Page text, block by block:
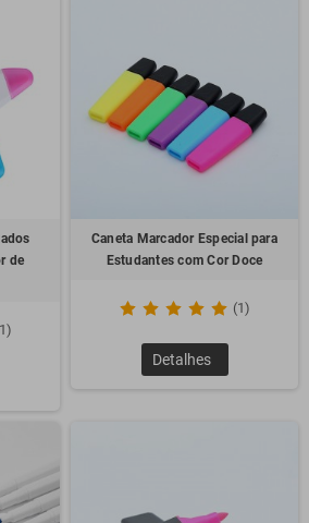
para ser feliz sem motivo.
de
Caneta Marcador Especial para
Estudantes com Cor Doce
(1)
Detalhes